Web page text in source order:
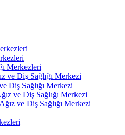
Merkezleri
ve Diş Sağlığı Merkezi
Diş Sağlığı Merkezi
ve Diş Sağlığı Merkezi
ve Diş Sağlığı Merkezi